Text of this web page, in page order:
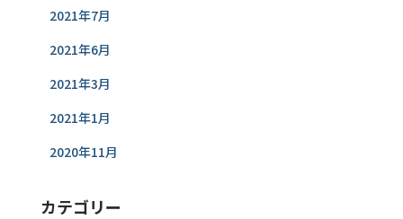
2021年7月
2021年6月
2021年3月
2021年1月
2020年11月
カテゴリー